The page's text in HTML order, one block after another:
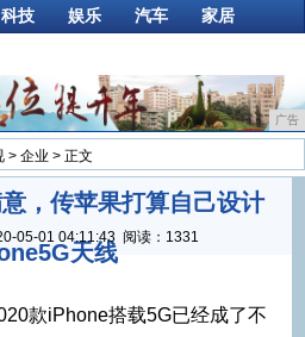
科技 娱乐 汽车 家居
广告
> 企业 > 正文
，传苹果打算自己设计
天线
05-01 04:11:43 阅读：1331
款iPhone搭载5G已经成了不